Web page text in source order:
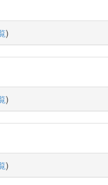
)
)
)